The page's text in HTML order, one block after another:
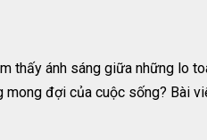
thấy ánh sáng giữa những lo
đợi của cuộc sống? Bài